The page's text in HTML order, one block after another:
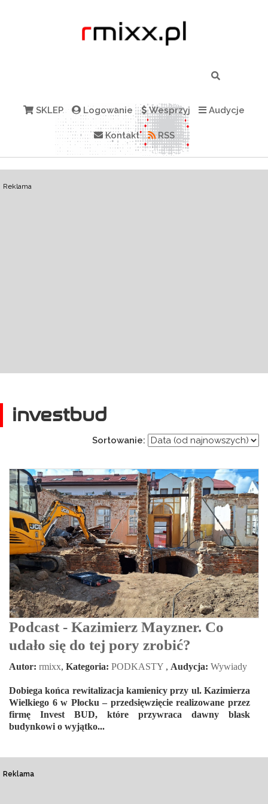
SKLEP Logowanie Wesprzyj Audycje
Kontakt RSS
Reklama
investbud
Sortowanie:
Podcast - Kazimierz Mayzner. Co
udało się do tej pory zrobić?
Autor: rmixx, Kategoria: PODKASTY , Audycja: Wywiady
Dobiega końca rewitalizacja kamienicy przy ul. Kazimierza
Wielkiego 6 w Płocku – przedsięwzięcie realizowane przez
firmę Invest BUD, które przywraca dawny blask
budynkowi o wyjątko...
Reklama